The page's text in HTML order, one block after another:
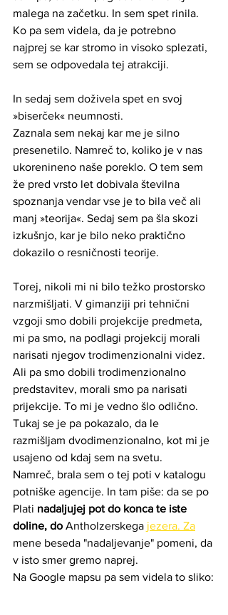
malega na začetku. In sem spet rinila.
Ko pa sem videla, da je potrebno
najprej se kar stromo in visoko splezati,
sem se odpovedala tej atrakciji.
In sedaj sem doživela spet en svoj
»biserček« neumnosti.
Zaznala sem nekaj kar me je silno
presenetilo. Namreč to, koliko je v nas
ukorenineno naše poreklo. O tem sem
že pred vrsto let dobivala številna
spoznanja vendar vse je to bila več ali
manj »teorija«. Sedaj sem pa šla skozi
izkušnjo, kar je bilo neko praktično
dokazilo o resničnosti teorije.
Torej, nikoli mi ni bilo težko prostorsko
narzmišljati. V gimanziji pri tehnični
vzgoji smo dobili projekcije predmeta,
mi pa smo, na podlagi projekcij morali
narisati njegov trodimenzionalni videz.
Ali pa smo dobili trodimenzionalno
predstavitev, morali smo pa narisati
prijekcije. To mi je vedno šlo odlično.
Tukaj se je pa pokazalo, da le
razmišljam dvodimenzionalno, kot mi je
usajeno od kdaj sem na svetu.
Namreč, brala sem o tej poti v katalogu
potniške agencije. In tam piše: da se po
Plati nadaljujej pot do konca te iste
doline, do Antholzerskega jezera. Za
mene beseda "nadaljevanje" pomeni, da
v isto smer gremo naprej.
Na Google mapsu pa sem videla to sliko: